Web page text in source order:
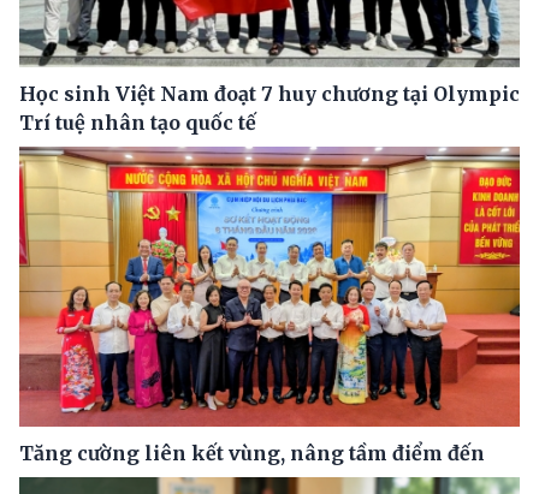
Học sinh Việt Nam đoạt 7 huy chương tại Olympic
Trí tuệ nhân tạo quốc tế
Tăng cường liên kết vùng, nâng tầm điểm đến